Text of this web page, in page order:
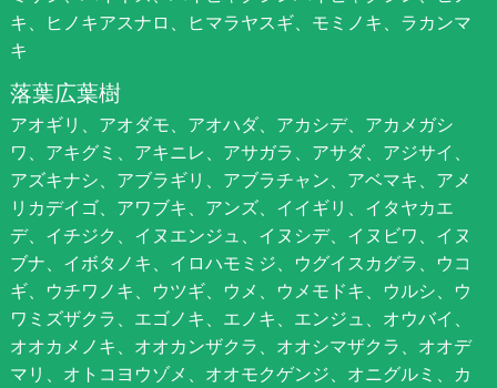
キ、ヒノキアスナロ、ヒマラヤスギ、モミノキ、ラカンマ
キ
落葉広葉樹
アオギリ、アオダモ、アオハダ、アカシデ、アカメガシ
ワ、アキグミ、アキニレ、アサガラ、アサダ、アジサイ、
アズキナシ、アブラギリ、アブラチャン、アベマキ、アメ
リカデイゴ、アワブキ、アンズ、イイギリ、イタヤカエ
デ、イチジク、イヌエンジュ、イヌシデ、イヌビワ、イヌ
ブナ、イボタノキ、イロハモミジ、ウグイスカグラ、ウコ
ギ、ウチワノキ、ウツギ、ウメ、ウメモドキ、ウルシ、ウ
ワミズザクラ、エゴノキ、エノキ、エンジュ、オウバイ、
オオカメノキ、オオカンザクラ、オオシマザクラ、オオデ
マリ、オトコヨウゾメ、オオモクゲンジ、オニグルミ、カ